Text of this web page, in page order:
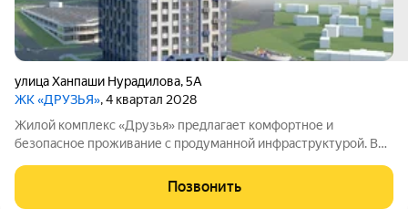
улица Ханпаши Нурадилова,5А
ЖК «ДРУЗЬЯ», 4 квартал 2028
Жилой комплекс «Друзья» предлагает комфортное и
безопасное проживание с продуманной инфраструктурой. Во
есть детские и спортивные площадки, а также велосипедные
дорожки. Сам дом оснащён
Позвонить